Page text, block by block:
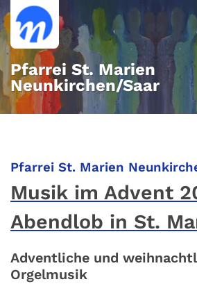
Zum Inhalt springen
Pfarrei St. Marien
Neunkirchen/Saar
Pfarrei St. Marien
Musik im Advent
Abendlob in St.
Adventliche und
Orgelmusik